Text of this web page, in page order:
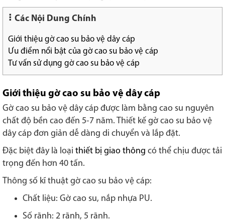
Các Nội Dung Chính
Giới thiệu gờ cao su bảo vệ dây cáp
Ưu điểm nổi bật của gờ cao su bảo vệ cáp
Tư vấn sử dụng gờ cao su bảo vệ cáp
Giới thiệu gờ cao su bảo vệ dây cáp
Gờ cao su bảo vệ dây cáp được làm bằng cao su nguyên
chất độ bền cao đến 5-7 năm. Thiết kế gờ cao su bảo vệ
dây cáp đơn giản dễ dàng di chuyển và lắp đặt.
Đặc biệt đây là loại thiết bị giao thông có thể chịu được tải
trọng đến hơn 40 tấn.
Thông số kĩ thuật gờ cao su bảo vệ cáp:
Chất liệu: Gờ cao su, nắp nhựa PU.
Số rãnh: 2 rãnh, 5 rãnh.